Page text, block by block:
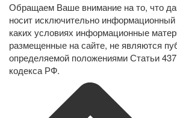
Обращаем Ваше внимание на то, что
носит исключительно информационный
каких условиях информационные
размещенные на сайте, не являются
определяемой положениями Статьи
кодекса РФ.